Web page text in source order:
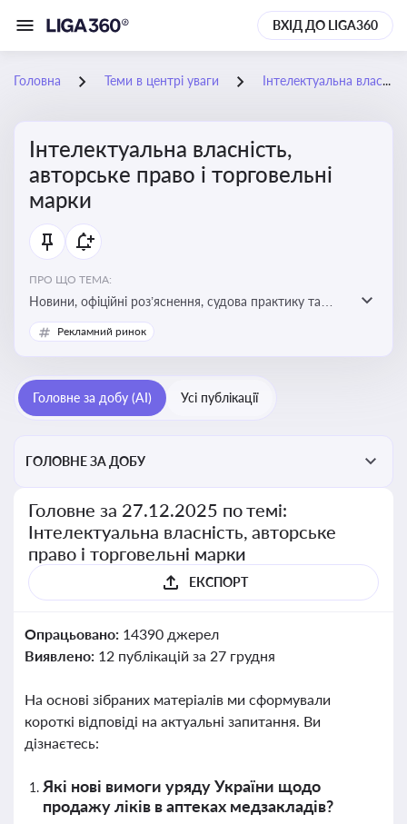
ВХІД ДО LIGA360
Головна Теми в центрі уваги Інтелектуальна власність, авторське право і торговельні марки
Інтелектуальна власність,
авторське право і торговельні
марки
ПРО ЩО ТЕМА:
Новини, офіційні роз’яснення, судова практику та
експертні матеріали, що стосуються авторського
права, реєстрації та захисту торговельних марок,
власності, а також змін у законодавстві у цій сфері
Рекламний ринок
Головне за добу (AI) Усі публікації
ГОЛОВНЕ ЗА ДОБУ
Головне за 27.12.2025 по темі:
Інтелектуальна власність, авторське
право і торговельні марки
ЕКСПОРТ
Опрацьовано: 14390 джерел
Виявлено: 12 публікацій за 27 грудня
На основі зібраних матеріалів ми сформували
короткі відповіді на актуальні запитання. Ви
дізнаєтесь:
Які нові вимоги уряду України щодо
продажу ліків в аптеках медзакладів?